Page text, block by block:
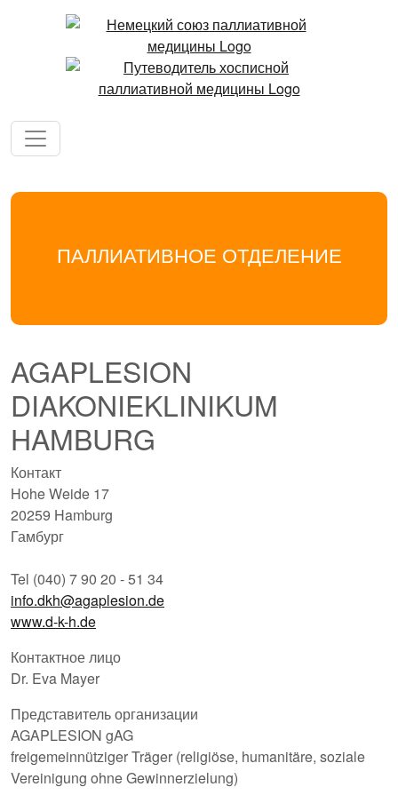
ПАЛЛИАТИВНОЕ ОТДЕЛЕНИЕ
AGAPLESION
DIAKONIEKLINIKUM
HAMBURG
Контакт
Hohe Weide 17
20259 Hamburg
Гамбург
Tel (040) 7 90 20 - 51 34
info.dkh@agaplesion.de
www.d-k-h.de
Контактное лицо
Dr. Eva Mayer
Представитель организации
AGAPLESION gAG
freigemeinnütziger Träger (religiöse, humanitäre, soziale
Vereinigung ohne Gewinnerzielung)